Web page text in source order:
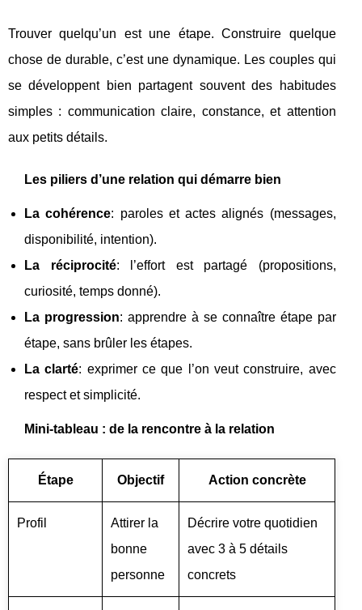
Trouver quelqu’un est une étape. Construire quelque
chose de durable, c’est une dynamique. Les couples qui
se développent bien partagent souvent des habitudes
simples : communication claire, constance, et attention
aux petits détails.
Les piliers d’une relation qui démarre bien
La cohérence: paroles et actes alignés (messages,
disponibilité, intention).
La réciprocité: l’effort est partagé (propositions,
curiosité, temps donné).
La progression: apprendre à se connaître étape par
étape, sans brûler les étapes.
La clarté: exprimer ce que l’on veut construire, avec
respect et simplicité.
Mini-tableau : de la rencontre à la relation
Étape Objectif Action concrète
Profil
Attirer la
bonne
personne
Décrire votre quotidien
avec 3 à 5 détails
concrets